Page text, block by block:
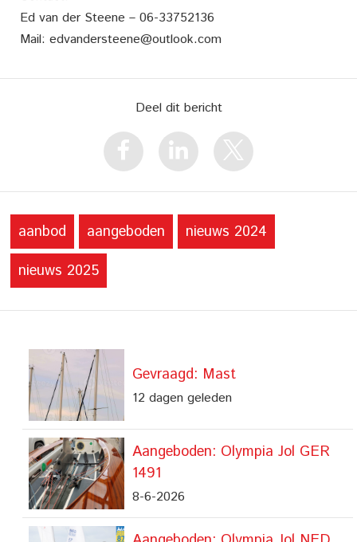
Ed van der Steene – 06-33752136
Mail: edvandersteene@outlook.com
Deel dit bericht
aanbod aangeboden
nieuws 2024
nieuws 2025
Gevraagd: Mast
12 dagen geleden
Aangeboden: Olympia Jol GER
1491
8-6-2026